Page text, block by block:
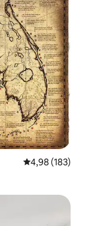
Priemerné
4,98 (183)